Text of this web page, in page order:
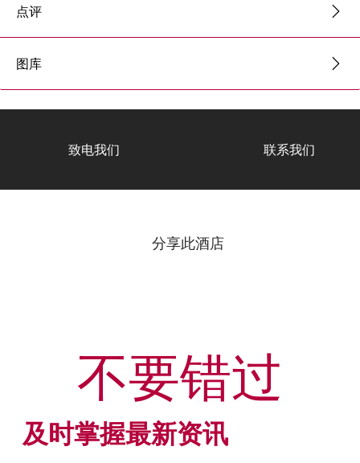
点评
图库
致电我们 联系我们
分享此酒店
及时掌握最新资讯
不要错过